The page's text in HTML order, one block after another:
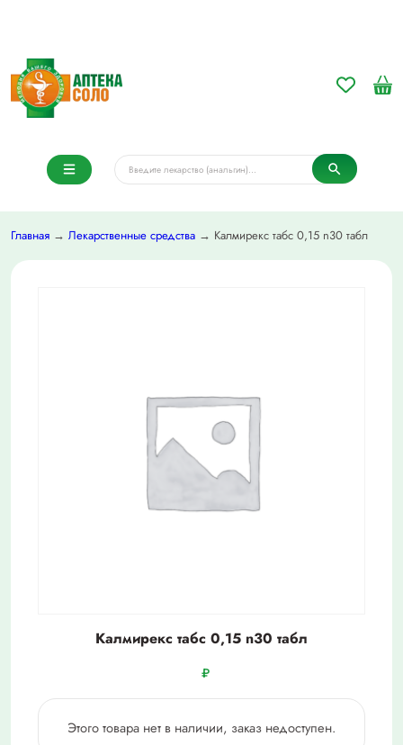
Главная → Лекарственные средства → Калмирекс табс 0,15 n30 табл
Калмирекс табс 0,15 n30 табл
₽
Этого товара нет в наличии, заказ недоступен.